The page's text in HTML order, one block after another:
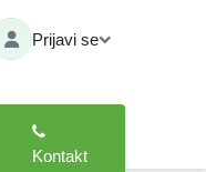
Prijavi se
Kontakt